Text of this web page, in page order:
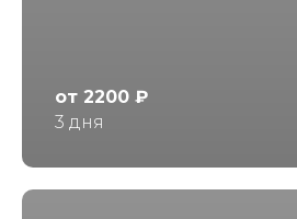
от 2200 ₽
3 дня